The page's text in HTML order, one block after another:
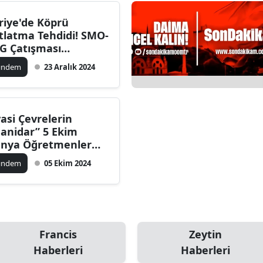
Köprü
Tehdidi! SMO-
Çatışması
23 Aralık 2024
Çevrelerin
5 Ekim
Öğretmenler
Mesajı05 Ekim 2024
Francis
Haberleri
Zeytin
Haberleri